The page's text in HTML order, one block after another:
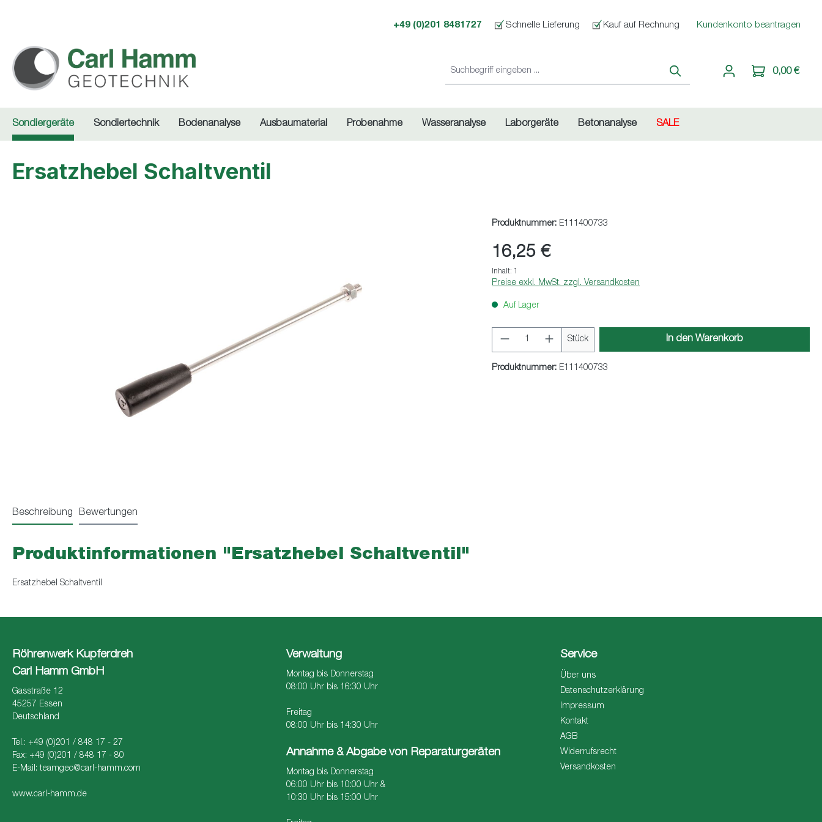
+49 (0)201 8481727 Schnelle Lieferung Kauf auf Rechnung Kundenkonto beantragen
0,00 €
Sondiergeräte Sondiertechnik Bodenanalyse Ausbaumaterial Probenahme Wasseranalyse Laborgeräte Betonanalyse SALE
Ersatzhebel Schaltventil
Produktnummer: E111400733
16,25 €
Inhalt: 1
Preise exkl. MwSt. zzgl. Versandkosten
Auf Lager
Produkt Anzahl: Gib den gewünschten Wert ein
Stück In den Warenkorb
Produktnummer: E111400733
Beschreibung Bewertungen
Produktinformationen "Ersatzhebel Schaltventil"
Ersatzhebel Schaltventil
Röhrenwerk Kupferdreh
Carl Hamm GmbH
Gasstraße 12
45257 Essen
Deutschland
Tel.: +49 (0)201 / 848 17 - 27
Fax: +49 (0)201 / 848 17 - 80
E-Mail:teamgeo@carl-hamm.com
www.carl-hamm.de
Verwaltung
Montag bis Donnerstag
08:00 Uhr bis 16:30 Uhr
Freitag
08:00 Uhr bis 14:30 Uhr
Annahme & Abgabe von Reparaturgeräten
Montag bis Donnerstag
06:00 Uhr bis 10:00 Uhr &
10:30 Uhr bis 15:00 Uhr
Service
Über uns
Datenschutzerklärung
Impressum
Kontakt
AGB
Widerrufsrecht
Versandkosten